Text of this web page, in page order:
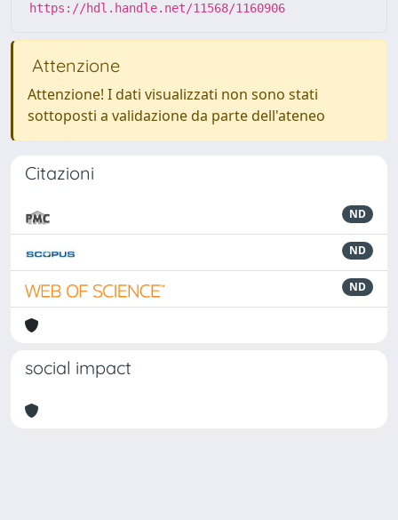
https://hdl.handle.net/11568/1160906
Attenzione
Attenzione! I dati visualizzati non sono stati
sottoposti a validazione da parte dell'ateneo
Citazioni
ND
ND
ND
social impact